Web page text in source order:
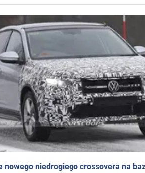
nowego niedrogiego crossovera na